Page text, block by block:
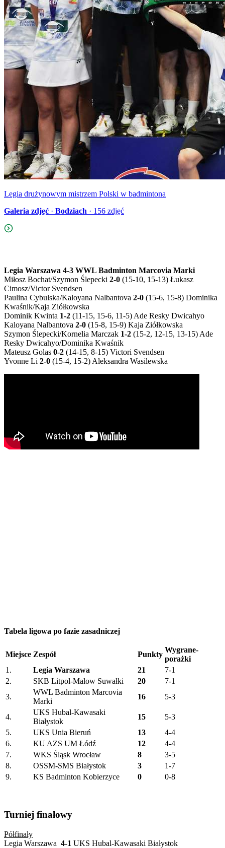
Legia drużynowym mistrzem Polski w badmintona
Galeria zdjęć · Bodziach · 156 zdjęć
Legia Warszawa 4-3 WWL Badminton Marcovia Marki
Miłosz Bochat/Szymon Ślepecki 2-0 (15-10, 15-13) Łukasz
Cimosz/Victor Svendsen
Paulina Cybulska/Kaloyana Nalbantova 2-0 (15-6, 15-8) Dominika
Kwaśnik/Kaja Ziółkowska
Dominik Kwinta 1-2 (11-15, 15-6, 11-5) Ade Resky Dwicahyo
Kaloyana Nalbantova 2-0 (15-8, 15-9) Kaja Ziółkowska
Szymon Ślepecki/Kornelia Marczak 1-2 (15-2, 12-15, 13-15) Ade
Resky Dwicahyo/Dominika Kwaśnik
Mateusz Golas 0-2 (14-15, 8-15) Victori Svendsen
Yvonne Li 2-0 (15-4, 15-2) Aleksandra Wasilewska
Tabela ligowa po fazie zasadniczej
Miejsce Zespół Punkty
Wygrane-
porażki
1.
Legia Warszawa 21
7-1
2.
SKB Litpol-Malow Suwałki 20
7-1
3.
WWL Badminton Marcovia
Marki
16 5-3
4.
UKS Hubal-Kawasaki
Białystok
15
5-3
5.
UKS Unia Bieruń 13
4-4
6.
KU AZS UM Łódź 12
4-4
7.
WKS Śląsk Wrocław 8
3-5
8.
OSSM-SMS Białystok 3
1-7
9.
KS Badminton Kobierzyce 0 0-8
Turniej finałowy
Półfinały
Legia Warszawa 4-1 UKS Hubal-Kawasaki Białystok